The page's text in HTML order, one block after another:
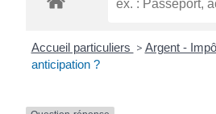
Accueil particuliers > Argent -
anticipation ?